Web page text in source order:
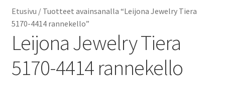
Etusivu / Tuotteet avainsanalla “Leijona Jewelry Tiera
5170-4414 rannekello”
Leijona Jewelry Tiera
5170-4414 rannekello